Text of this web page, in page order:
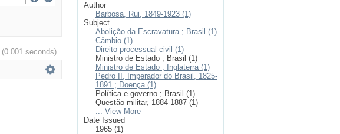
(0.001 seconds)
Author
Barbosa, Rui, 1849-1923 (1)
Subject
Abolição da Escravatura ; Brasil (1)
Câmbio (1)
Direito processual civil (1)
Ministro de Estado ; Brasil (1)
Ministro de Estado ; Inglaterra (1)
Pedro II, Imperador do Brasil, 1825-
1891 ; Doença (1)
Política e governo ; Brasil (1)
Questão militar, 1884-1887 (1)
... View More
Date Issued
1965 (1)